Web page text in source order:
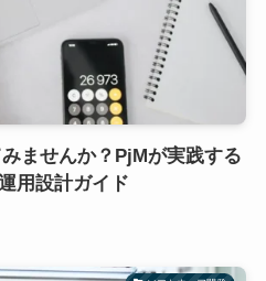
ませんか？PjMが実践する
用設計ガイド